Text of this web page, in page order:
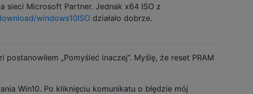
sieci Microsoft Partner. Jednak x64 ISO z
windows10ISO działało dobrze.
„Pomyśleć inaczej”. Myślę, że reset PRAM
Win10. Po kliknięciu komunikatu o błędzie mój